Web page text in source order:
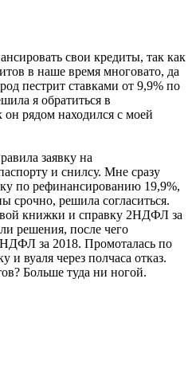
свои кредиты, так как
в наше время многовато, да
пестрит ставками от 9,9% по
я обратиться в
он рядом находился с моей
заявку на
и снилсу. Мне сразу
по рефинансированию 19,9%,
срочно, решила согласиться.
книжки и справку 2НДФЛ за
решения, после чего
за 2018. Промоталась по
и вуаля через полчаса отказ.
Больше туда ни ногой.